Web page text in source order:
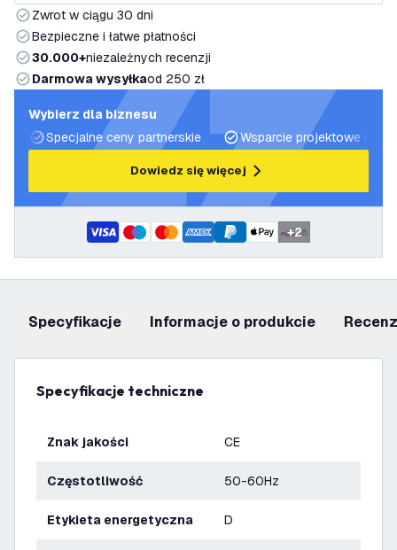
Zwrot w ciągu 30 dni
Bezpieczne i łatwe płatności
30.000+niezależnych recenzji
Darmowa wysyłkaod 250 zł
Wybierz dla biznesu
Specjalne ceny partnerskie
Wsparcie projektowe i
Dowiedz się więcej
+2
Specyfikacje informacje o produkcie
Specyfikacje techniczne
Znak jakości CE
Częstotliwość 50-60Hz
Etykieta energetyczna D